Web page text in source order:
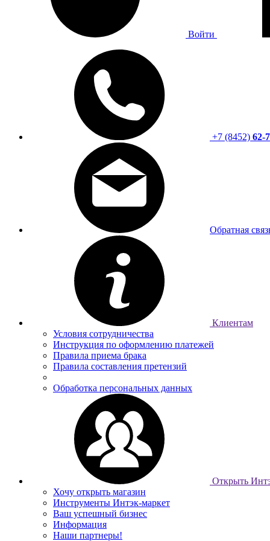
Войти
+7 (8452) 62-
Обратная
Клиентам
Условия сотрудничества
Инструкция по оформлению платежей
Правила приема брака
Правила составления претензий
Обработка персональных данных
Открыть
Хочу открыть магазин
Инструменты Интэк-маркет
Ваш успешный бизнес
Информация
Наши партнеры!